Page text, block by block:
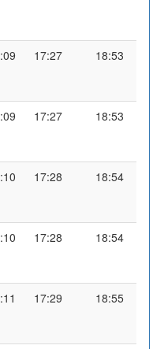
17:27 18:53
17:27 18:53
17:28 18:54
17:28 18:54
17:29 18:55